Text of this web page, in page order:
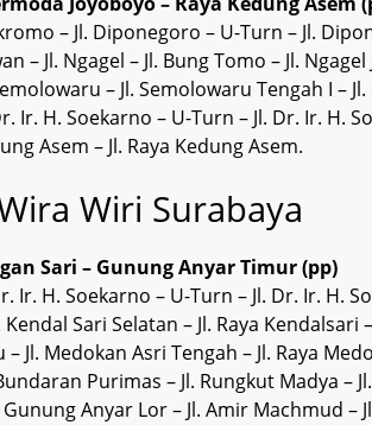
– Jl. Diponegoro – U-Turn – Jl.
– Jl. Ngagel – Jl. Bung Tomo – Jl. Ngagel
– Jl. Semolowaru Tengah I –
Ir. H. Soekarno – U-Turn – Jl. Dr. Ir. H.
Asem – Jl. Raya Kedung Asem.
Wiri Surabaya
Sari – Gunung Anyar Timur (pp)
Ir. H. Soekarno – U-Turn – Jl. Dr. Ir. H.
Sari Selatan – Jl. Raya Kendalsari
Jl. Medokan Asri Tengah – Jl. Raya
Purimas – Jl. Rungkut Madya –
Gunung Anyar Lor – Jl. Amir Machmud –